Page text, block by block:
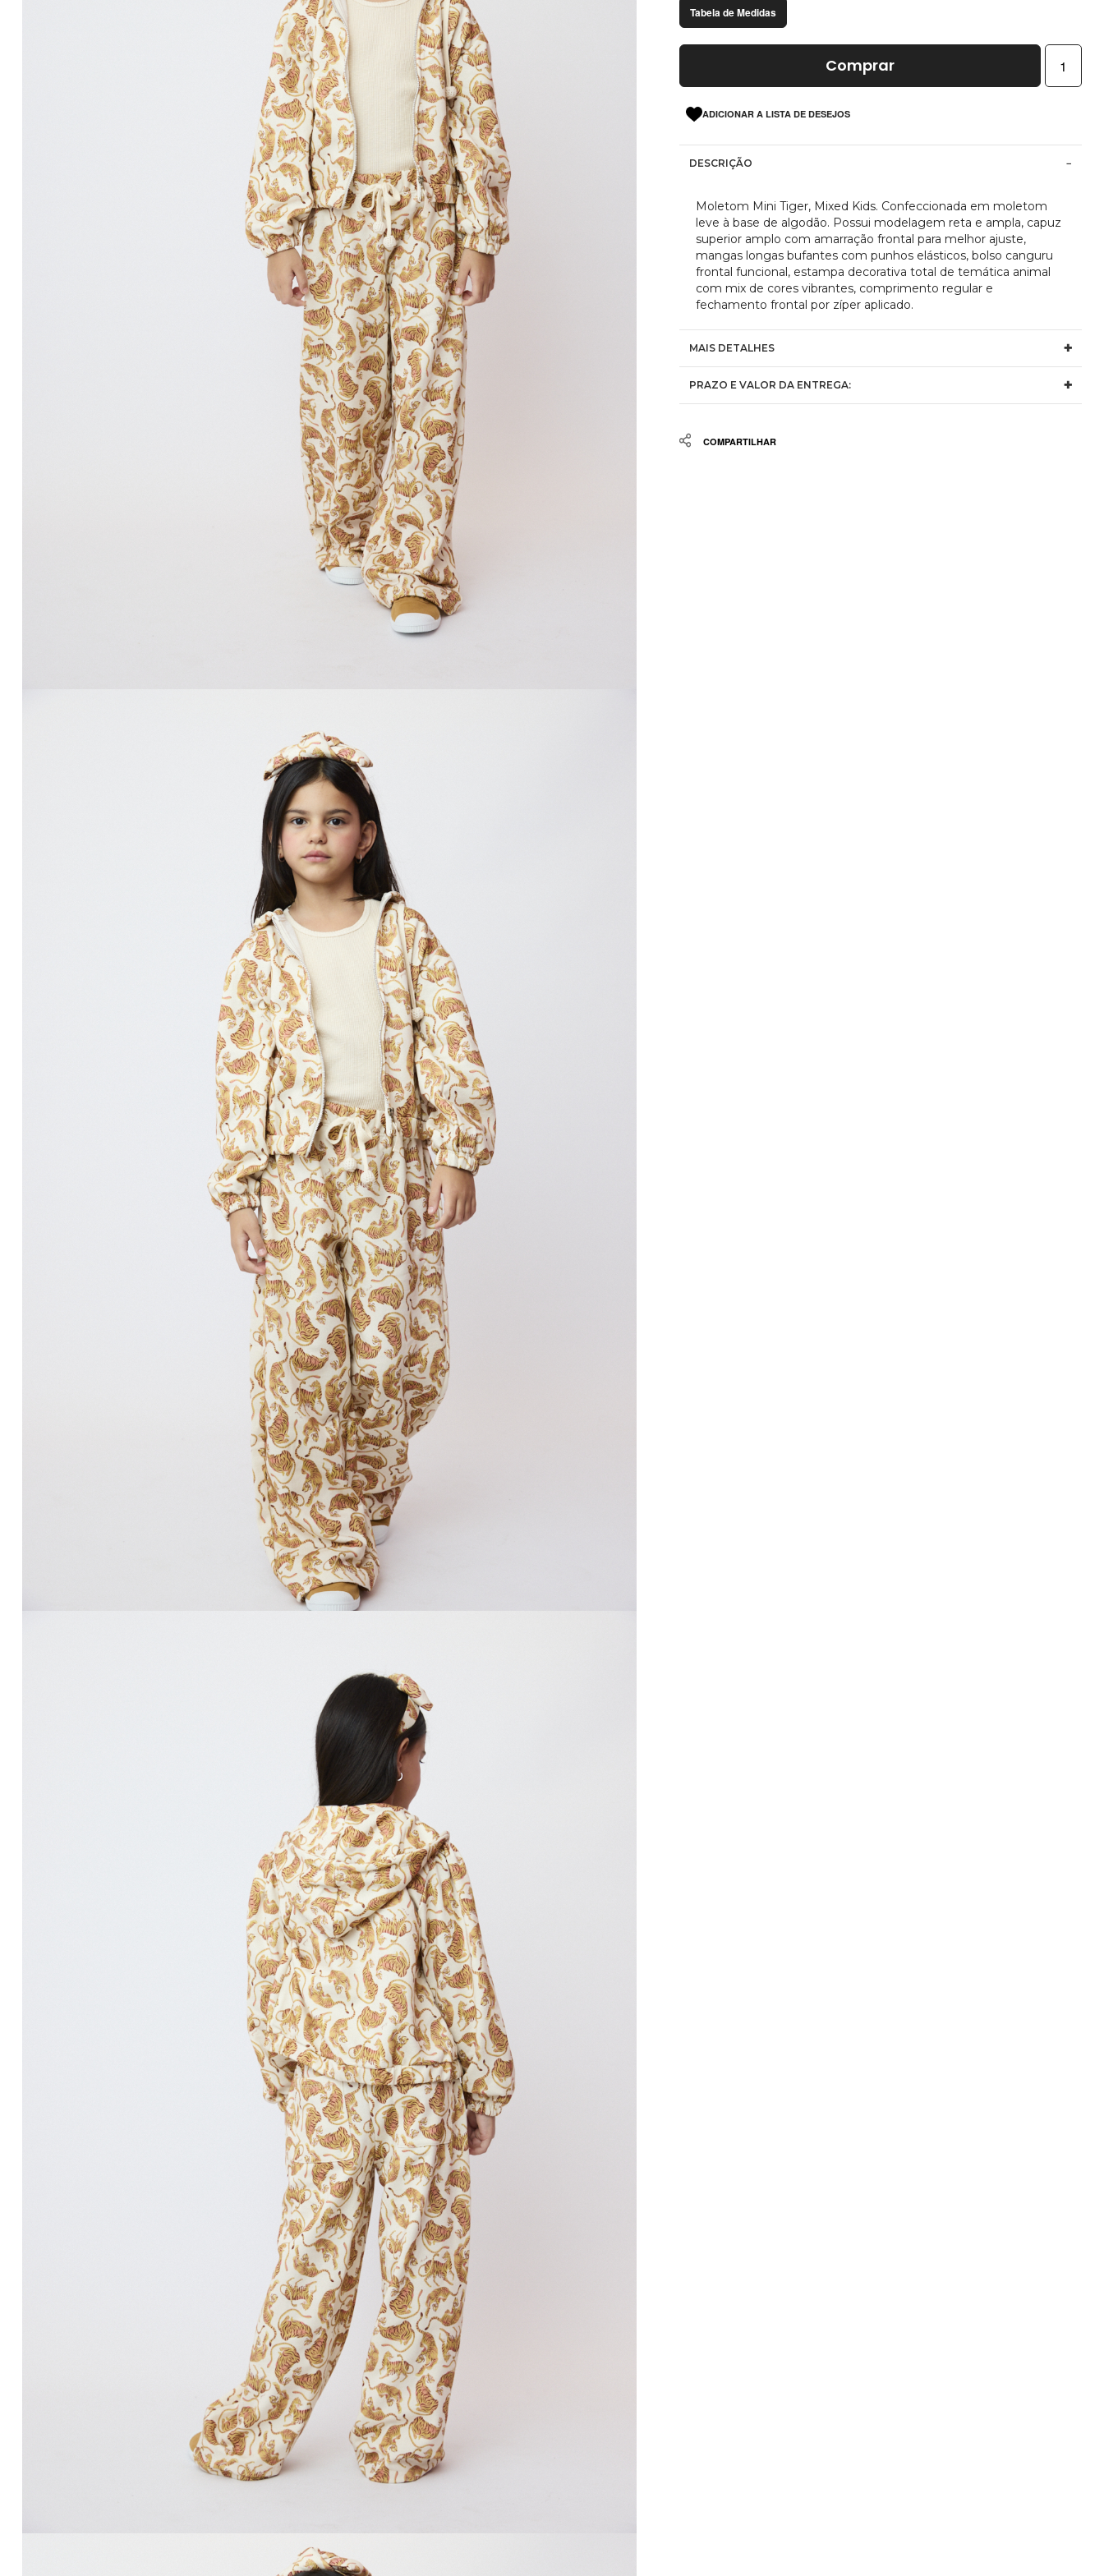
Tabela de Medidas
Comprar
ADICIONAR A LISTA DE DESEJOS
DESCRIÇÃO
Moletom Mini Tiger, Mixed Kids. Confeccionada em moletom
leve à base de algodão. Possui modelagem reta e ampla, capuz
superior amplo com amarração frontal para melhor ajuste,
mangas longas bufantes com punhos elásticos, bolso canguru
frontal funcional, estampa decorativa total de temática animal
com mix de cores vibrantes, comprimento regular e
fechamento frontal por zíper aplicado.
MAIS DETALHES
PRAZO E VALOR DA ENTREGA:
Share